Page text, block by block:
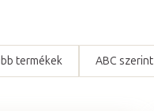
termékek ABC szerint